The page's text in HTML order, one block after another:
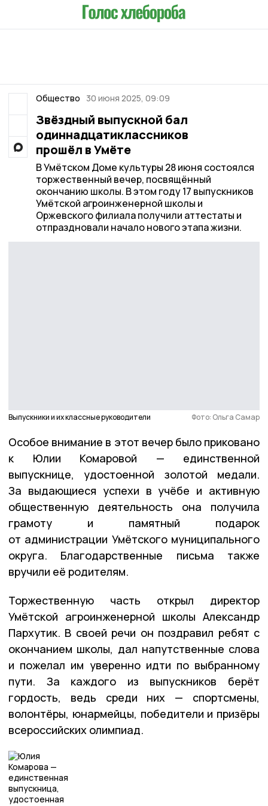
Общество 30 июня 2025, 09:09
Звёздный выпускной бал
одиннадцатиклассников
прошёл в Умёте
В Умётском Доме культуры 28 июня состоялся
торжественный вечер, посвящённый
окончанию школы. В этом году 17 выпускников
Умётской агроинженерной школы и
Оржевского филиала получили аттестаты и
отпраздновали начало нового этапа жизни.
Выпускники и их классные руководители Фото: Ольга Самар
Особое внимание в этот вечер было приковано
к Юлии Комаровой — единственной
выпускнице, удостоенной золотой медали.
За выдающиеся успехи в учёбе и активную
общественную деятельность она получила
грамоту и памятный подарок
от администрации Умётского муниципального
округа. Благодарственные письма также
вручили её родителям.
Торжественную часть открыл директор
Умётской агроинженерной школы Александр
Пархутик. В своей речи он поздравил ребят с
окончанием школы, дал напутственные слова
и пожелал им уверенно идти по выбранному
пути. За каждого из выпускников берёт
гордость, ведь среди них — спортсмены,
волонтёры, юнармейцы, победители и призёры
всероссийских олимпиад.